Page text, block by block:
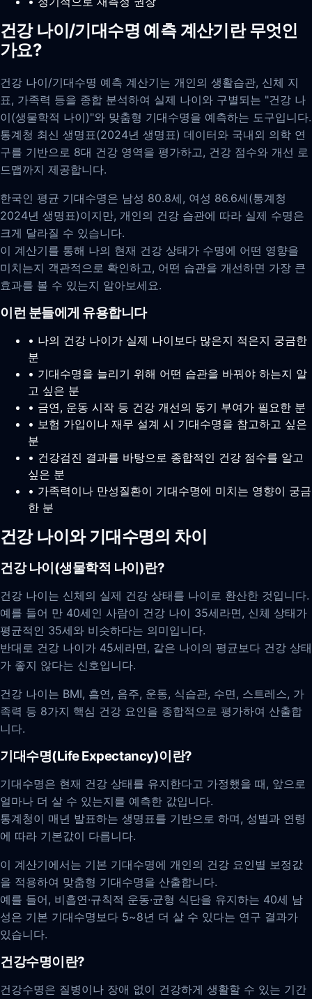
건강 나이/기대수명 예측 계산기란 무엇인
가요?
건강 나이/기대수명 예측 계산기는 개인의 생활습관, 신체 지
표, 가족력 등을 종합 분석하여 실제 나이와 구별되는 "건강 나
이(생물학적 나이)"와 맞춤형 기대수명을 예측하는 도구입니다.
통계청 최신 생명표(2024년 생명표) 데이터와 국내외 의학 연
구를 기반으로 8대 건강 영역을 평가하고, 건강 점수와 개선 로
드맵까지 제공합니다.
한국인 평균 기대수명은 남성 80.8세, 여성 86.6세(통계청
2024년 생명표)이지만, 개인의 건강 습관에 따라 실제 수명은
크게 달라질 수 있습니다.
이 계산기를 통해 나의 현재 건강 상태가 수명에 어떤 영향을
미치는지 객관적으로 확인하고, 어떤 습관을 개선하면 가장 큰
효과를 볼 수 있는지 알아보세요.
이런 분들에게 유용합니다
• 나의 건강 나이가 실제 나이보다 많은지 적은지 궁금한
분
• 기대수명을 늘리기 위해 어떤 습관을 바꿔야 하는지 알
고 싶은 분
• 금연, 운동 시작 등 건강 개선의 동기 부여가 필요한 분
• 보험 가입이나 재무 설계 시 기대수명을 참고하고 싶은
분
• 건강검진 결과를 바탕으로 종합적인 건강 점수를 알고
싶은 분
• 가족력이나 만성질환이 기대수명에 미치는 영향이 궁금
한 분
건강 나이와 기대수명의 차이
건강 나이(생물학적 나이)란?
건강 나이는 신체의 실제 건강 상태를 나이로 환산한 것입니다.
예를 들어 만 40세인 사람이 건강 나이 35세라면, 신체 상태가
평균적인 35세와 비슷하다는 의미입니다.
반대로 건강 나이가 45세라면, 같은 나이의 평균보다 건강 상태
가 좋지 않다는 신호입니다.
건강 나이는 BMI, 흡연, 음주, 운동, 식습관, 수면, 스트레스, 가
족력 등 8가지 핵심 건강 요인을 종합적으로 평가하여 산출합
니다.
기대수명(Life Expectancy)이란?
기대수명은 현재 건강 상태를 유지한다고 가정했을 때, 앞으로
얼마나 더 살 수 있는지를 예측한 값입니다.
통계청이 매년 발표하는 생명표를 기반으로 하며, 성별과 연령
에 따라 기본값이 다릅니다.
이 계산기에서는 기본 기대수명에 개인의 건강 요인별 보정값
을 적용하여 맞춤형 기대수명을 산출합니다.
예를 들어, 비흡연·규칙적 운동·균형 식단을 유지하는 40세 남
성은 기본 기대수명보다 5~8년 더 살 수 있다는 연구 결과가
있습니다.
건강수명이란?
건강수명은 질병이나 장애 없이 건강하게 생활할 수 있는 기간